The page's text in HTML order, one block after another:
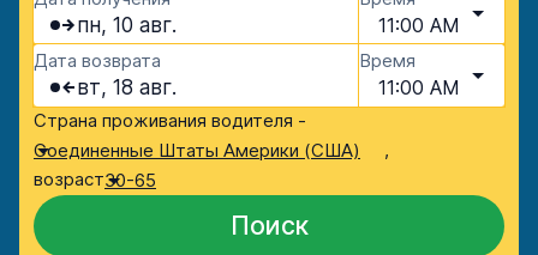
пн, 10 авг. 11:00 AM
Дата возврата
вт, 18 авг.
Время
11:00 AM
Страна проживания водителя -
Соединенные Штаты Америки (США)
,
возраст30-65
Поиск